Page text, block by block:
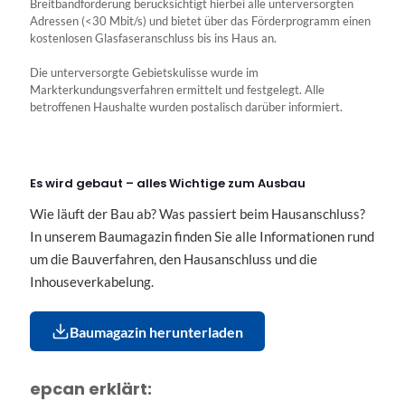
Breitbandförderung berücksichtigt hierbei alle unterversorgten
Adressen (<30 Mbit/s) und bietet über das Förderprogramm einen
kostenlosen Glasfaseranschluss bis ins Haus an.
Die unterversorgte Gebietskulisse wurde im
Markterkundungsverfahren ermittelt und festgelegt. Alle
betroffenen Haushalte wurden postalisch darüber informiert.
Es wird gebaut – alles Wichtige zum Ausbau
Wie läuft der Bau ab? Was passiert beim Hausanschluss?
In unserem Baumagazin finden Sie alle Informationen rund
um die Bauverfahren, den Hausanschluss und die
Inhouseverkabelung.
Baumagazin herunterladen
epcan erklärt: